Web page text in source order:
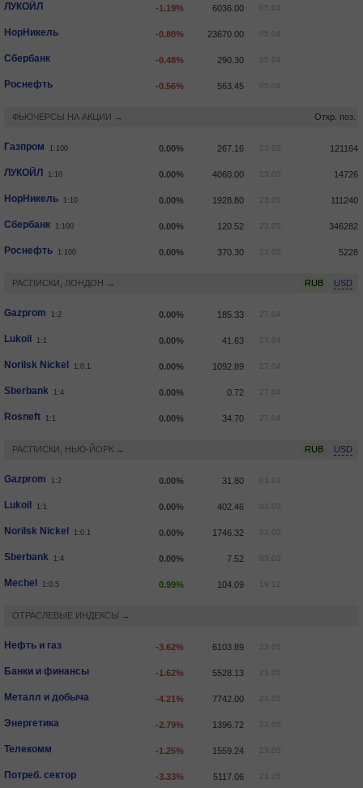
ЛУКОЙЛ -1.19% 6036.00 05.04
НорНикель -0.80% 23670.00 05.04
Сбербанк -0.48% 290.30 05.04
Роснефть -0.56% 563.45 05.04
ФЬЮЧЕРСЫ НА АКЦИИ → Откр. поз.
Газпром 1:100 0.00% 267.16 23.05 121164
ЛУКОЙЛ 1:10 0.00% 4060.00 23.05 14726
НорНикель 1:10 0.00% 1928.80 23.05 111240
Сбербанк 1:100 0.00% 120.52 23.05 346282
Роснефть 1:100 0.00% 370.30 23.05 5228
РАСПИСКИ, ЛОНДОН → RUB USD
Gazprom 1:2 0.00% 185.33 27.04
Lukoil 1:1 0.00% 41.63 27.04
Norilsk Nickel 1:0.1 0.00% 1092.89 27.04
Sberbank 1:4 0.00% 0.72 27.04
Rosneft 1:1 0.00% 34.70 27.04
РАСПИСКИ, НЬЮ-ЙОРК → RUB USD
Gazprom 1:2 0.00% 31.80 03.03
Lukoil 1:1 0.00% 402.46 03.03
Norilsk Nickel 1:0.1 0.00% 1746.32 03.03
Sberbank 1:4 0.00% 7.52 03.03
Mechel 1:0.5 0.99% 104.09 19.12
ОТРАСЛЕВЫЕ ИНДЕКСЫ →
Нефть и газ -3.62% 6103.89 23.05
Банки и финансы -1.62% 5528.13 23.05
Металл и добыча -4.21% 7742.00 23.05
Энергетика -2.79% 1396.72 23.05
Телекомм -1.25% 1559.24 23.05
Потреб. сектор -3.33% 5117.06 23.05